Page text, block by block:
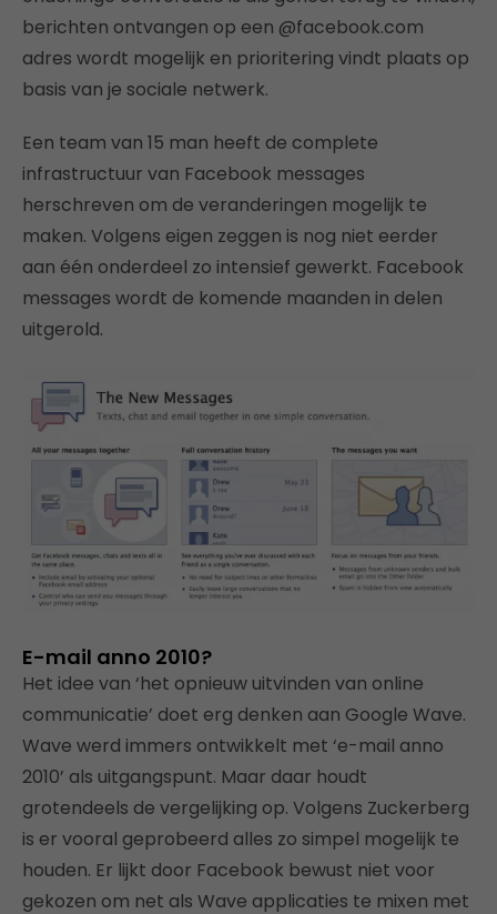
berichten ontvangen op een @facebook.com
adres wordt mogelijk en prioritering vindt plaats op
basis van je sociale netwerk.
Een team van 15 man heeft de complete
infrastructuur van Facebook messages
herschreven om de veranderingen mogelijk te
maken. Volgens eigen zeggen is nog niet eerder
aan één onderdeel zo intensief gewerkt. Facebook
messages wordt de komende maanden in delen
uitgerold.
E-mail anno 2010?
Het idee van ‘het opnieuw uitvinden van online
communicatie’ doet erg denken aan Google Wave.
Wave werd immers ontwikkelt met ‘e-mail anno
2010’ als uitgangspunt. Maar daar houdt
grotendeels de vergelijking op. Volgens Zuckerberg
is er vooral geprobeerd alles zo simpel mogelijk te
houden. Er lijkt door Facebook bewust niet voor
gekozen om net als Wave applicaties te mixen met